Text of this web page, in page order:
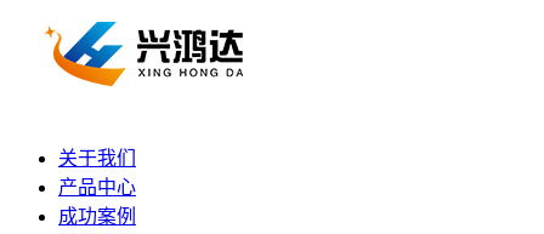
关于我们
产品中心
成功案例